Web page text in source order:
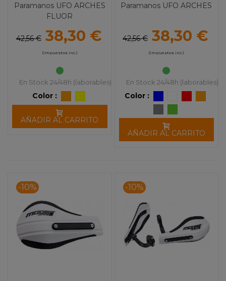
Paramanos UFO ARCHES
FLUOR
42,56 € 38,30 €
(impuestos inc.)
En Stock 24/48h (laborables)
Color :
AÑADIR AL CARRITO
Paramanos UFO ARCHES
42,56 € 38,30 €
(impuestos inc.)
En Stock 24/48h (laborables)
Color :
AÑADIR AL CARRITO
-10% -10%